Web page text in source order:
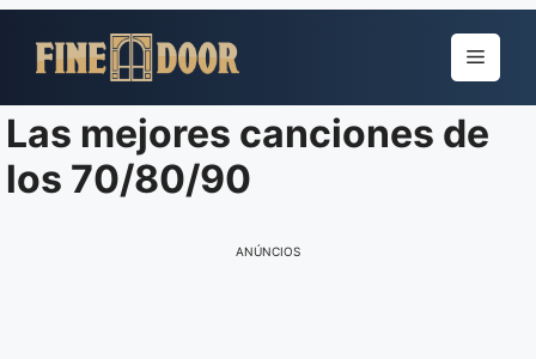
para
conteúdo
Menu
Las mejores canciones de
los 70/80/90
ANÚNCIOS